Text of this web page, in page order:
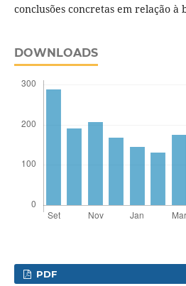
conclusões concretas em relação à
DOWNLOADS
PDF